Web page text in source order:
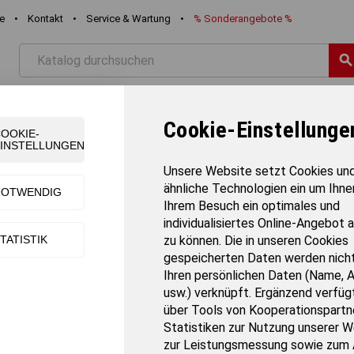
Cookie-
Unsere Website setzt Cookies
ähnliche Technologien ein um
Ihrem Besuch ein optimales und
individualisiertes Online-Angebot
zu können. Die in unseren Cookies
gespeicherten Daten werden
Ihren persönlichen Daten (Name,
usw.) verknüpft. Ergänzend
über Tools von
Statistiken zur Nutzung unserer
zur Leistungsmessung sowie zum
• Kontakt • Service & Wartung • % Sonderangebote %
search